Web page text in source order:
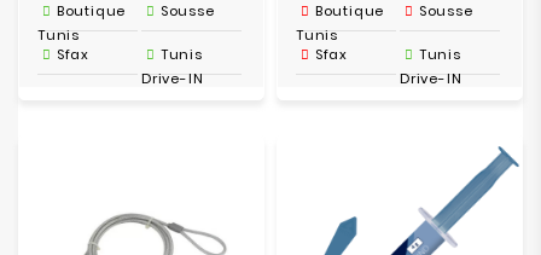
Boutique
Tunis
Sousse
Sfax
Tunis
Drive-IN
Boutique
Tunis
Sousse
Sfax
Tunis
Drive-IN